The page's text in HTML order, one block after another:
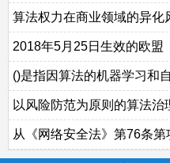
算法权力在商业领域的异化
2018年5月25日生效的欧盟
()是指因算法的机器学习和
以风险防范为原则的算法治
从《网络安全法》第76条